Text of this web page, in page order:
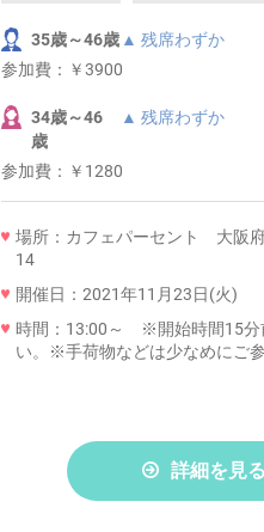
35歳～46歳 ▲ 残席わずか
参加費： ￥3900
34歳～46
歳
▲ 残席わずか
参加費： ￥1280
場所：カフェパーセント 大阪
14
開催日：2021年11月23日(火)
時間：13:00～ ※開始時間15分
い。※手荷物などは少なめにご
詳細を見る